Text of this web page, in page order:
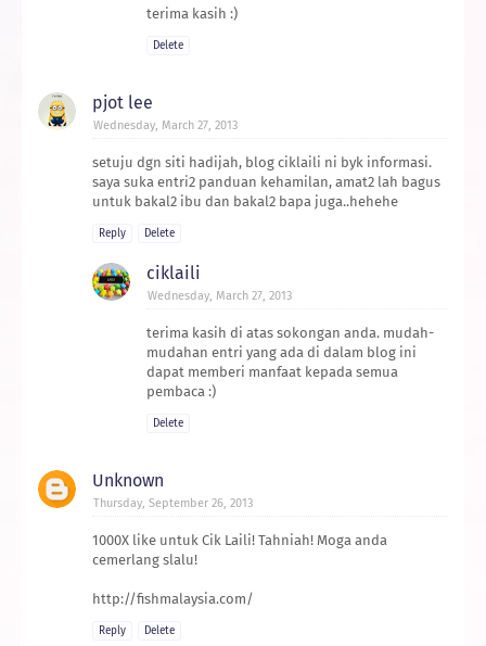
terima kasih :)
Delete
pjot lee
Wednesday, March 27, 2013
setuju dgn siti hadijah, blog ciklaili ni byk informasi.
saya suka entri2 panduan kehamilan, amat2 lah bagus
untuk bakal2 ibu dan bakal2 bapa juga..hehehe
Reply Delete
ciklaili
Wednesday, March 27, 2013
terima kasih di atas sokongan anda. mudah-
mudahan entri yang ada di dalam blog ini
dapat memberi manfaat kepada semua
pembaca :)
Delete
Unknown
Thursday, September 26, 2013
1000X like untuk Cik Laili! Tahniah! Moga anda
cemerlang slalu!
http://fishmalaysia.com/
Reply Delete